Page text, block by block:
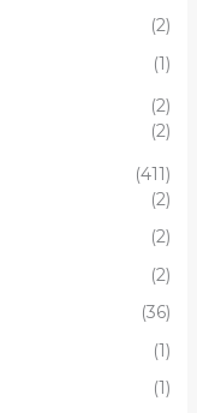
(2)
(1)
(2)
(2)
(411)
(2)
(2)
(2)
(36)
(1)
(1)